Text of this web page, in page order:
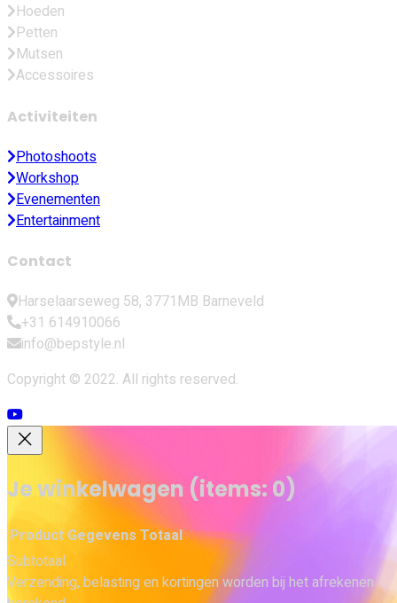
Hoeden
Petten
Mutsen
Accessoires
Activiteiten
Photoshoots
Workshop
Evenementen
Entertainment
Contact
Harselaarseweg 58, 3771MB Barneveld
+31 614910066
info@bepstyle.nl
Copyright © 2022. All rights reserved.
Je winkelwagen (items: 0)
Producten
Product Gegevens Totaal
Subtotaal
Verzending, belasting en kortingen worden bij het afrekenen